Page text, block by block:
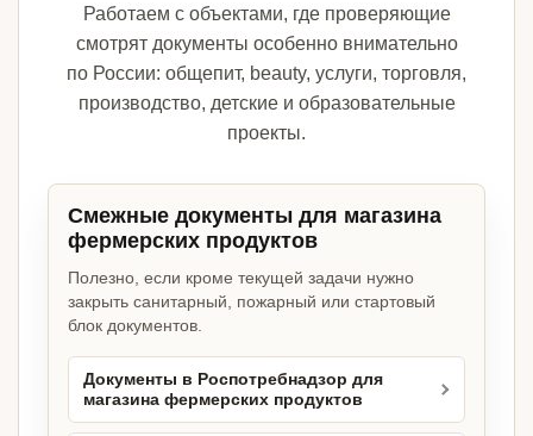
Работаем с объектами, где проверяющие
смотрят документы особенно внимательно
по России: общепит, beauty, услуги, торговля,
производство, детские и образовательные
проекты.
Смежные документы для магазина
фермерских продуктов
Полезно, если кроме текущей задачи нужно
закрыть санитарный, пожарный или стартовый
блок документов.
Документы в Роспотребнадзор для
магазина фермерских продуктов